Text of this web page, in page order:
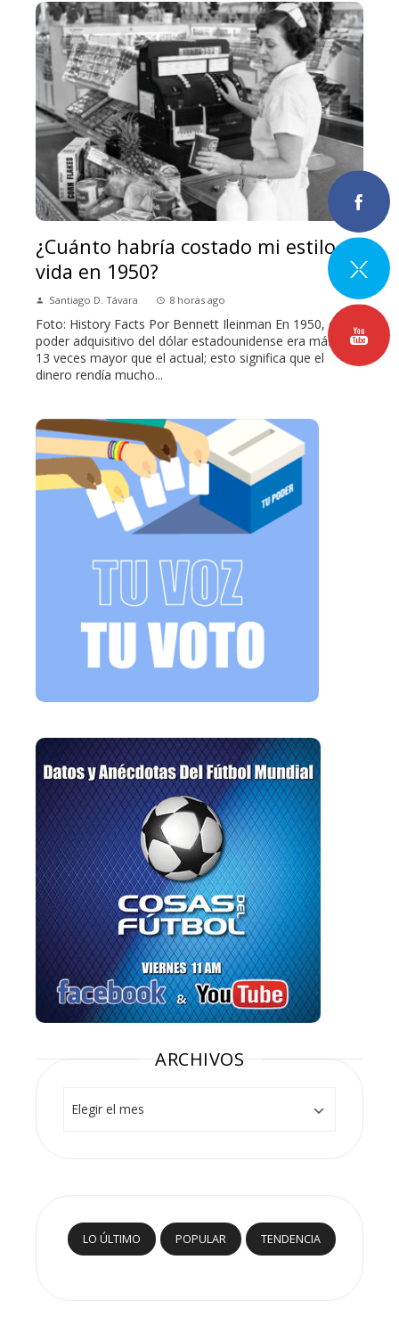
¿Cuánto habría costado mi estilo de
vida en 1950?
Santiago D. Távara 8 horas ago
Foto: History Facts Por Bennett Ileinman En 1950, el
poder adquisitivo del dólar estadounidense era más de
13 veces mayor que el actual; esto significa que el
dinero rendía mucho...
ARCHIVOS
LO ÚLTIMO POPULAR TENDENCIA